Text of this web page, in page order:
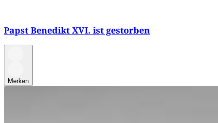
Papst Benedikt XVI. ist gestorben
Merken